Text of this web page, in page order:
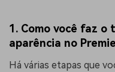
1. Como você faz
aparência no
Há várias etapas que